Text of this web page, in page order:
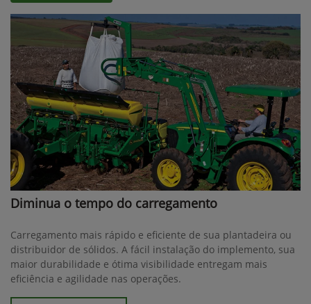
Diminua o tempo do carregamento
Carregamento mais rápido e eficiente de sua plantadeira ou
distribuidor de sólidos. A fácil instalação do implemento, sua
maior durabilidade e ótima visibilidade entregam mais
eficiência e agilidade nas operações.